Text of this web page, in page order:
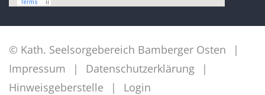
© Kath. Seelsorgebereich Bamberger Osten
Impressum
Datenschutzerklärung
Hinweisgeberstelle
Login